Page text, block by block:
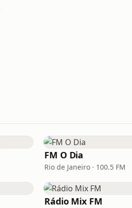
FM O Dia
Rio de Janeiro · 100.5 FM
Rádio Mix FM